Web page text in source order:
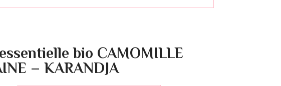
bio CAMOMILLE
– KARANDJA